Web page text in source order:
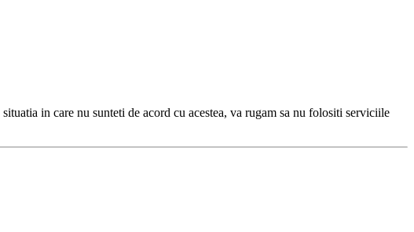
in care nu sunteti de acord cu acestea, va rugam sa nu folositi serviciile